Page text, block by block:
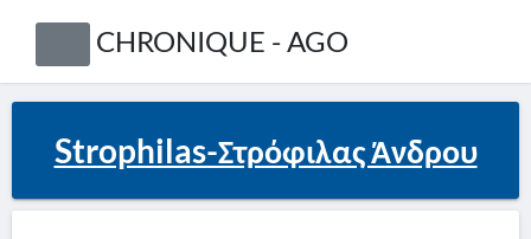
CHRONIQUE - AGO
Strophilas-Στρόφιλας Άνδρου